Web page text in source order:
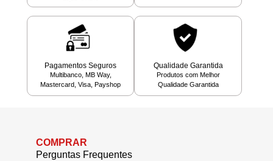
Pagamentos Seguros
Multibanco, MB Way,
Mastercard, Visa, Payshop
Qualidade Garantida
Produtos com Melhor
Qualidade Garantida
COMPRAR
Perguntas Frequentes